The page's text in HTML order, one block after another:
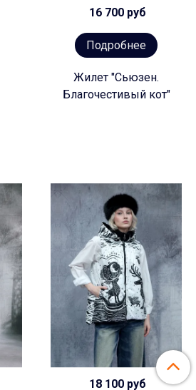
16 700 руб
Подробнее
Жилет "Сьюзен.
Благочестивый кот"
18 100 руб